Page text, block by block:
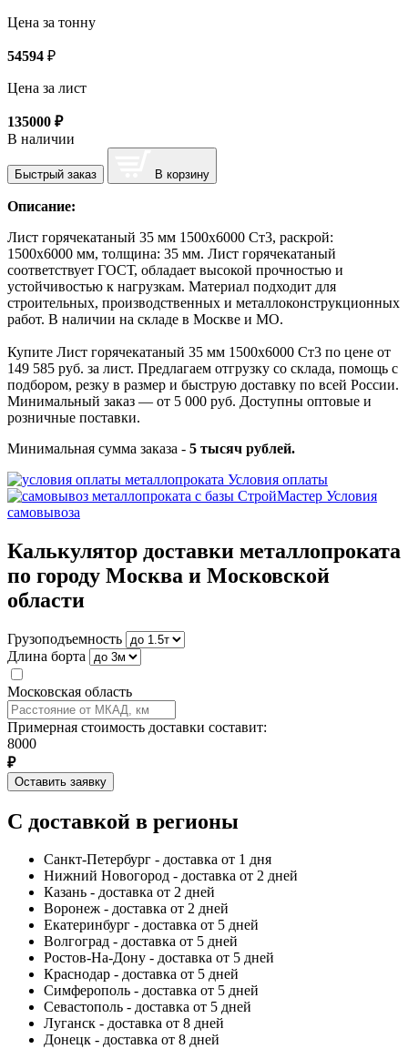
Цена за тонну
54594 ₽
Цена за лист
135000 ₽
В наличии
Быстрый заказ В корзину
Описание:
Лист горячекатаный 35 мм 1500х6000 Ст3, раскрой:
1500х6000 мм, толщина: 35 мм. Лист горячекатаный
соответствует ГОСТ, обладает высокой прочностью и
устойчивостью к нагрузкам. Материал подходит для
строительных, производственных и металлоконструкционных
работ. В наличии на складе в Москве и МО.
Купите Лист горячекатаный 35 мм 1500х6000 Ст3 по цене от
149 585 руб. за лист. Предлагаем отгрузку со склада, помощь с
подбором, резку в размер и быструю доставку по всей России.
Минимальный заказ — от 5 000 руб. Доступны оптовые и
розничные поставки.
Минимальная сумма заказа - 5 тысяч рублей.
Условия оплаты
Условия
самовывоза
Калькулятор доставки металлопроката
по городу Москва и Московской
области
Грузоподъемность
Длина борта
Московская область
Примерная стоимость доставки составит:
8000
₽
Оставить заявку
С доставкой в регионы
Санкт-Петербург - доставка от 1 дня
Нижний Новогород - доставка от 2 дней
Казань - доставка от 2 дней
Воронеж - доставка от 2 дней
Екатеринбург - доставка от 5 дней
Волгоград - доставка от 5 дней
Ростов-На-Дону - доставка от 5 дней
Краснодар - доставка от 5 дней
Симферополь - доставка от 5 дней
Севастополь - доставка от 5 дней
Луганск - доставка от 8 дней
Донецк - доставка от 8 дней